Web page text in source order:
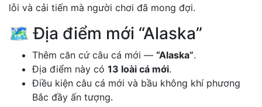
lỗi và cải tiến mà người chơi đã mong đợi.
🗺️ Địa điểm mới “Alaska”
Thêm căn cứ câu cá mới — “Alaska”.
Địa điểm này có 13 loài cá mới.
Điều kiện câu cá mới và bầu không khí phương
Bắc đầy ấn tượng.